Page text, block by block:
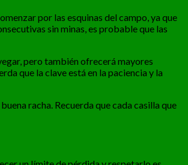
por las esquinas del campo, ya que
sin minas, es probable que las
pero también ofrecerá mayores
que la clave está en la paciencia y la
racha. Recuerda que cada casilla que